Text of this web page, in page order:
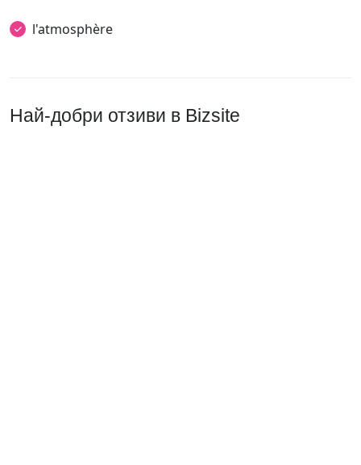
l'atmosphère
Най-добри отзиви в Bizsite